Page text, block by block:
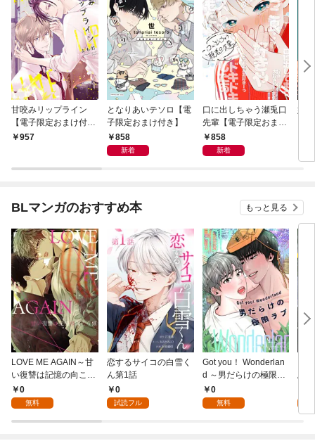
甘咬みリップライン
【電子限定おまけ付
き】957
となりあいテソロ【電
子限定おまけ付き】
858
新着
口に出しちゃう瀬兎口
先輩【電子限定おまけ
付き】
858
新着
奸
BLマンガのおすすめ本 もっと見る
LOVE ME AGAIN～甘
い復讐は記憶の向こう
側～(1)
0
無料
恋するサイコの白雪く
ん第1話
0
試読フル
Got you！ Wonderlan
d ～男だらけの極限ラ
ブ～(1)
0
無料
鳥